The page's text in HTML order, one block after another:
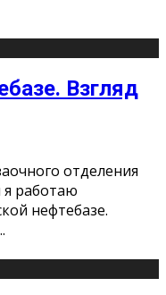
Взгляд
отделения
я работаю
нефтебазе.